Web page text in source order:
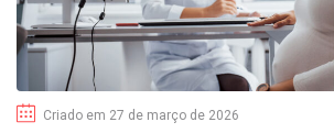
Criado em 27 de março de 2026